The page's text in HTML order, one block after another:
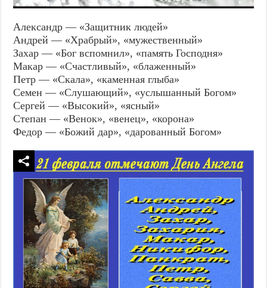
Александр — «Защитник людей»
Андрей — «Храбрый», «мужественный»
Захар — «Бог вспомнил», «память Господня»
Макар — «Счастливый», «блаженный»
Петр — «Скала», «каменная глыба»
Семен — «Слушающий», «услышанный Богом»
Сергей — «Высокий», «ясный»
Степан — «Венок», «венец», «корона»
Федор — «Божий дар», «дарованный Богом»